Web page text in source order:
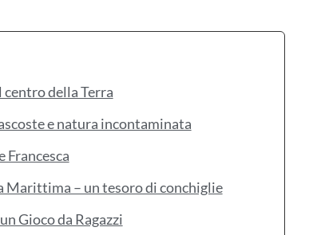
centro della Terra
e natura incontaminata
Francesca
Marittima – un tesoro di conchiglie
Gioco da Ragazzi